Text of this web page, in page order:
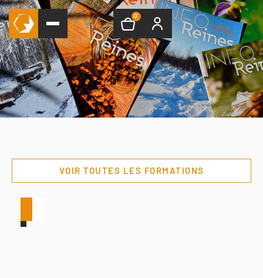
0
VOIR TOUTES LES FORMATIONS